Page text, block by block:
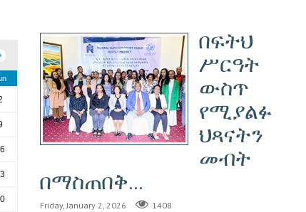
በፍትህ
ሥርዓት
ውስጥ
የሚያልፉ
ህጻናትን
መብት
በማስጠበቅ...
Friday, January 2, 2026 1408